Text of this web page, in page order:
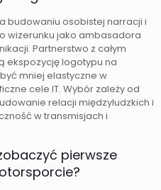
budowaniu osobistej narracji i
wizerunku jako ambasadora
Partnerstwo z całym
ekspozycję logotypu na
mniej elastyczne w
cele IT. Wybór zależy od
relacji międzyludzkich i
w transmisjach i
pierwsze